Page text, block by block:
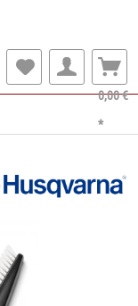
0,00 €
*